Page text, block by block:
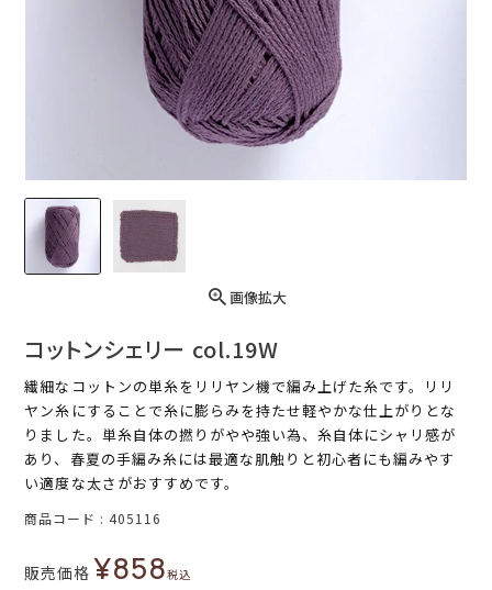
画像拡大
コットンシェリー col.19W
繊細なコットンの単糸をリリヤン機で編み上げた糸です。リリ
ヤン糸にすることで糸に膨らみを持たせ軽やかな仕上がりとな
りました。単糸自体の撚りがやや強い為、糸自体にシャリ感が
あり、春夏の手編み糸には最適な肌触りと初心者にも編みやす
い適度な太さがおすすめです。
商品コード 405116
販売価格 ¥858税込